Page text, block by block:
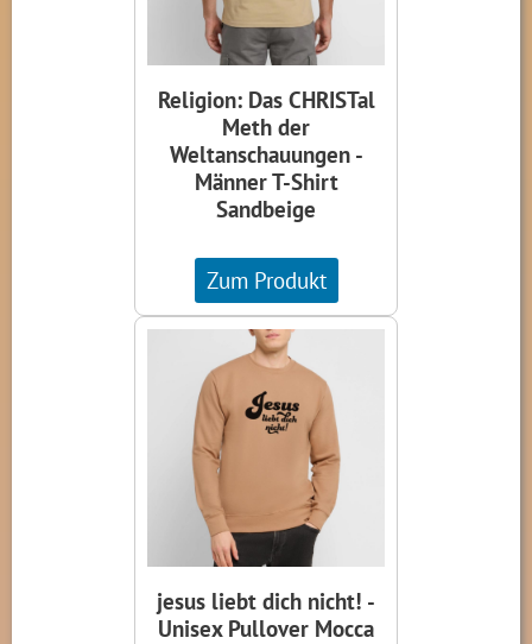
Religion: Das CHRISTal
Meth der
Weltanschauungen -
Männer T-Shirt
Sandbeige
Zum Produkt
jesus liebt dich nicht! -
Unisex Pullover Mocca